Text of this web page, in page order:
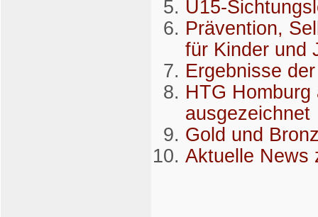
U15-
Prävention,
für Kinder und
Ergebnisse
HTG
ausgezeichnet
Gold und
Aktuelle News